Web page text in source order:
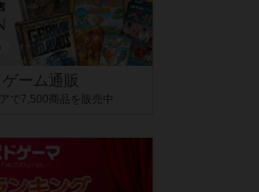
ーム通販
で7,500商品を販売中